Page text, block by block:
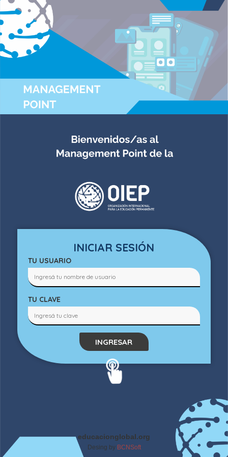
INICIAR SESIÓN
TU USUARIO
TU CLAVE
INGRESAR
educacionglobal.org
Desing by BCNSoft